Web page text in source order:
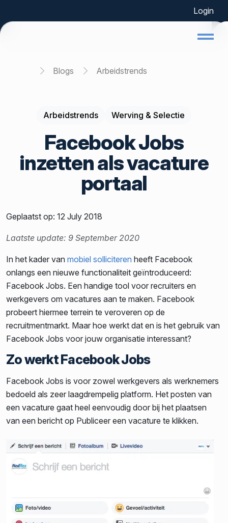
Login
Home Blogs Arbeidstrends
Arbeidstrends Werving & Selectie
Facebook Jobs
inzetten als vacature
portaal
Geplaatst op: 12 July 2018
Laatste update: 9 September 2020
In het kader van mobiel solliciteren heeft Facebook
onlangs een nieuwe functionaliteit geïntroduceerd:
Facebook Jobs. Een handige tool voor recruiters en
werkgevers om vacatures aan te maken. Facebook
probeert hiermee terrein te veroveren op de
recruitmentmarkt. Maar hoe werkt dat en is het gebruik van
Facebook Jobs voor jouw organisatie interessant?
Zo werkt Facebook Jobs
Facebook Jobs is voor zowel werkgevers als werknemers
bedoeld als zeer laagdrempelig platform. Het posten van
een vacature gaat heel eenvoudig door bij het plaatsen
van een bericht op Publiceer een vacature te klikken.